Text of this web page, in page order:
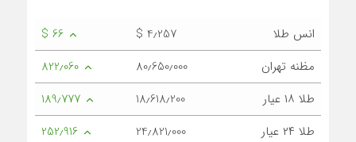
انس طلا $ 4٫257
$ 66
مظنه تهران
80٫650٫000
822٫060
طلا ۱۸ عیار
18٫618٫200
189٫777
طلا ۲۴ عیار
24٫821٫000
252٫916